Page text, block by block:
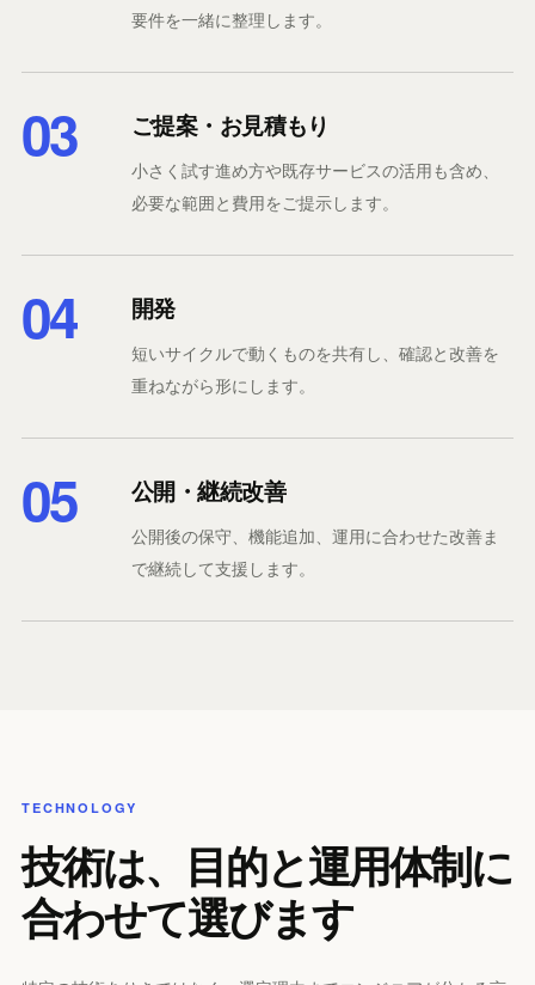
要件を一緒に整理します。
03 ご提案・お見積もり
小さく試す進め方や既存サービスの活用も含め、
必要な範囲と費用をご提示します。
04 開発
短いサイクルで動くものを共有し、確認と改善を
重ねながら形にします。
05 公開・継続改善
公開後の保守、機能追加、運用に合わせた改善ま
で継続して支援します。
TECHNOLOGY
技術は、目的と運用体制に
合わせて選びます